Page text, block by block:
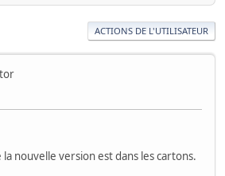
ACTIONS DE L'UTILISATEUR
nouvelle version est dans les cartons.